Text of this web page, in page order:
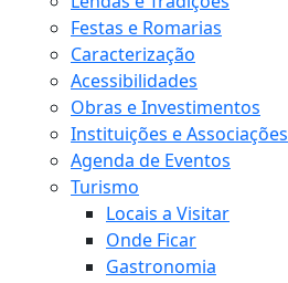
Festas e Romarias
Caracterização
Acessibilidades
Obras e Investimentos
Instituições e Associações
Agenda de Eventos
Turismo
Locais a Visitar
Onde Ficar
Gastronomia